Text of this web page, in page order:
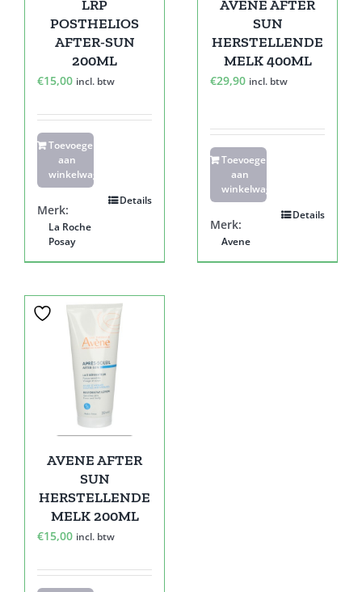
LRP
POSTHELIOS
AFTER-SUN
200ML
€15,00 incl. btw
Toevoegen
aan
winkelwagen
Details
Merk:
La Roche
Posay
AVENE AFTER
SUN
HERSTELLENDE
MELK 400ML
€29,90 incl. btw
Toevoegen
aan
winkelwagen
Details
Merk:
Avene
AVENE AFTER
SUN
HERSTELLENDE
MELK 200ML
€15,00 incl. btw